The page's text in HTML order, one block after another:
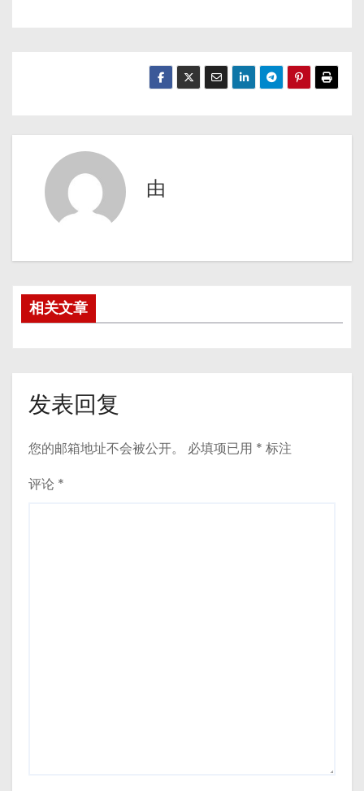
由
相关文章
发表回复
您的邮箱地址不会被公开。 必填项已用 * 标注
评论 *